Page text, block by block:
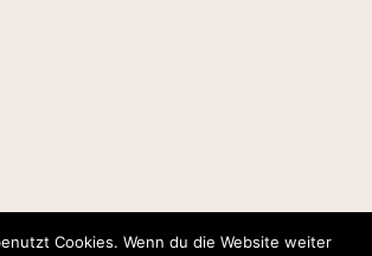
Cookies. Wenn du die Website weiter